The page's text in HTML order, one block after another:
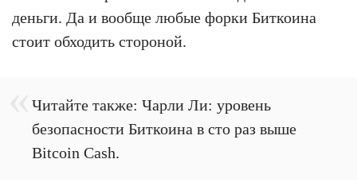
деньги. Да и вообще любые форки Биткоина
стоит обходить стороной.
Читайте также: Чарли Ли: уровень
безопасности Биткоина в сто раз выше
Bitcoin Cash.